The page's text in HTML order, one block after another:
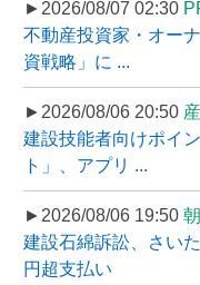
►2026/08/07 02:30
不動産投資家・オー
資戦略」に ...
►2026/08/06 20:50
建設技能者向けポイ
ト」、アプリ ...
►2026/08/06 19:50
建設石綿訴訟、さい
円超支払い